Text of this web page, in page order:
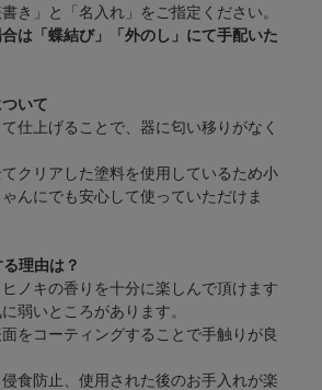
き」と「名入れ」をご指定ください。
は「蝶結び」「外のし」にて手配いた
いて
仕上げることで、器に匂い移りがなく
クリアした塗料を使用しているため小
んにでも安心して使っていただけま
理由は？
ノキの香りを十分に楽しんで頂けます
弱いところがあります。
をコーティングすることで手触りが良
食防止、使用された後のお手入れが楽